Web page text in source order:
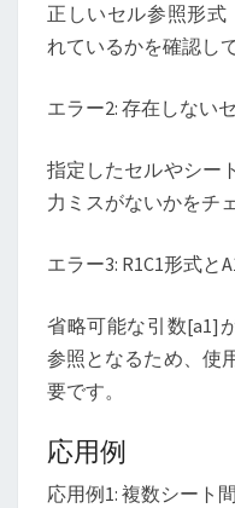
正しいセル参照形式
れているかを確認し
エラー2: 存在しない
指定したセルやシー
力ミスがないかをチ
エラー3: R1C1形式と
省略可能な引数[a1]
参照となるため、使
要です。
応用例
応用例1: 複数シート